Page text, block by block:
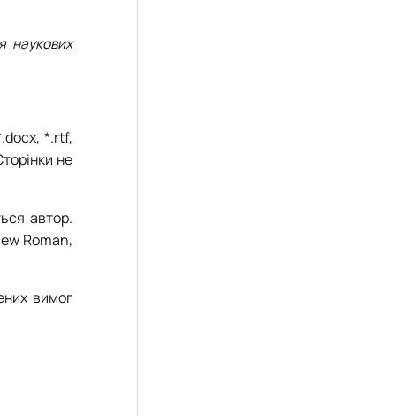
наукових
*.rtf,
не
автор.
Roman,
вимог